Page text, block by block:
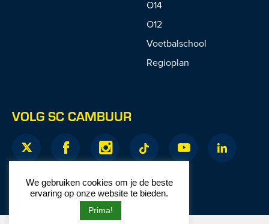
O14
O12
Voetbalschool
Regioplan
VOLG SC CAMBUUR
We gebruiken cookies om je de beste
ervaring op onze website te bieden.
Prima!